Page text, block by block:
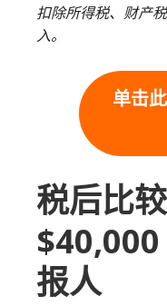
扣除所得税、财产
入。
单击
税后比
报人